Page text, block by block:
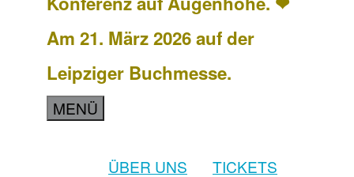
Am 21. März 2026 auf der
Leipziger Buchmesse.
MENÜ
ÜBER UNS
TICKETS